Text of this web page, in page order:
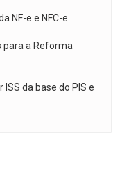
NF-e e NFC-e
para a Reforma
da base do PIS e